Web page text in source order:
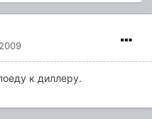
к диллеру.